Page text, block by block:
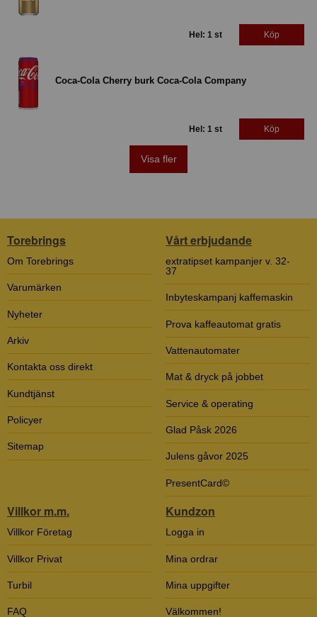
Hel: 1 st Köp
Coca-Cola Cherry burk Coca-Cola Company
Hel: 1 st Köp
Visa fler
Torebrings
Om Torebrings
Varumärken
Nyheter
Arkiv
Kontakta oss direkt
Kundtjänst
Policyer
Sitemap
Vårt erbjudande
extratipset kampanjer v. 32-
37
Inbyteskampanj kaffemaskin
Prova kaffeautomat gratis
Vattenautomater
Mat & dryck på jobbet
Service & operating
Glad Påsk 2026
Julens gåvor 2025
PresentCard©
Villkor m.m.
Villkor Företag
Villkor Privat
Turbil
FAQ
Kundzon
Logga in
Mina ordrar
Mina uppgifter
Välkommen!